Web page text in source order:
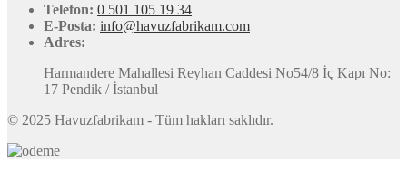
Telefon: 0 501 105 19 34
E-Posta: info@havuzfabrikam.com
Adres:
Harmandere Mahallesi Reyhan Caddesi No54/8 İç Kapı No:
17 Pendik / İstanbul
© 2025 Havuzfabrikam - Tüm hakları saklıdır.